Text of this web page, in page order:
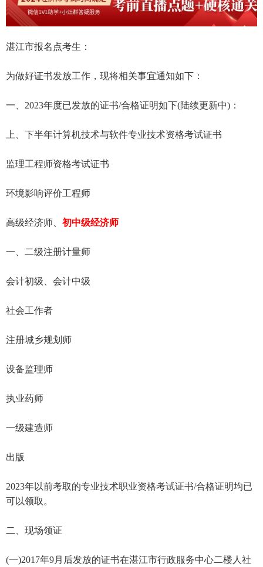
湛江市报名点考生：
为做好证书发放工作，现将相关事宜通知如下：
一、2023年度已发放的证书/合格证明如下(陆续更新中)：
上、下半年计算机技术与软件专业技术资格考试证书
监理工程师资格考试证书
环境影响评价工程师
高级经济师、 初中级经济师
一、二级注册计量师
会计初级、会计中级
社会工作者
注册城乡规划师
设备监理师
执业药师
一级建造师
出版
2023年以前考取的专业技术职业资格考试证书/合格证明均已
可以领取。
二、现场领证
(一)2017年9月后发放的证书在湛江市行政服务中心二楼人社